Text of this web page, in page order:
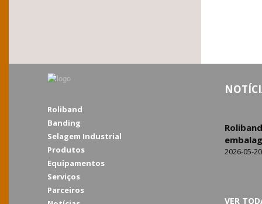
Roliband
Banding
Selagem Industrial
Produtos
Equipamentos
Serviços
Parceiros
2026-05-20
VER